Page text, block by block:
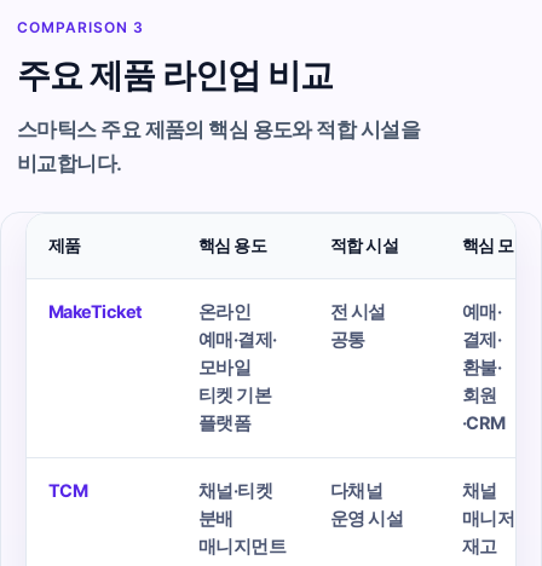
COMPARISON 3
주요 제품 라인업 비교
스마틱스 주요 제품의 핵심 용도와 적합 시설을
비교합니다.
제품 핵심 용도 적합 시설 핵심 모듈
MakeTicket
온라인
예매·결제·
모바일
티켓 기본
플랫폼
전 시설
공통
예매·
결제·
환불·
회원
·CRM
TCM
채널·티켓
분배
매니지먼트
다채널
운영 시설
채널
매니저·
재고